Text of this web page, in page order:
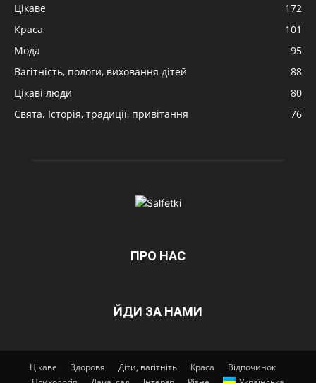
Цікаве
172
Краса
101
Мода
95
Вагітність, пологи, виховання дітей
88
Цікаві люди
80
Свята. Історія, традиції, привітання
76
ПРО НАС
ЙДИ ЗА НАМИ
Цікаве Здоровя Діти, вагітніть Краса
Відпочинок